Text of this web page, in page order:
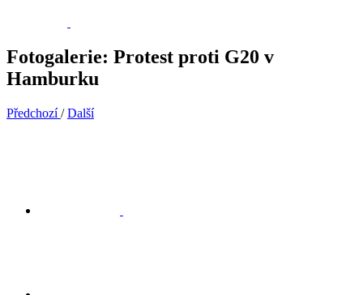
Fotogalerie: Protest proti G20 v
Hamburku
Předchozí / Další